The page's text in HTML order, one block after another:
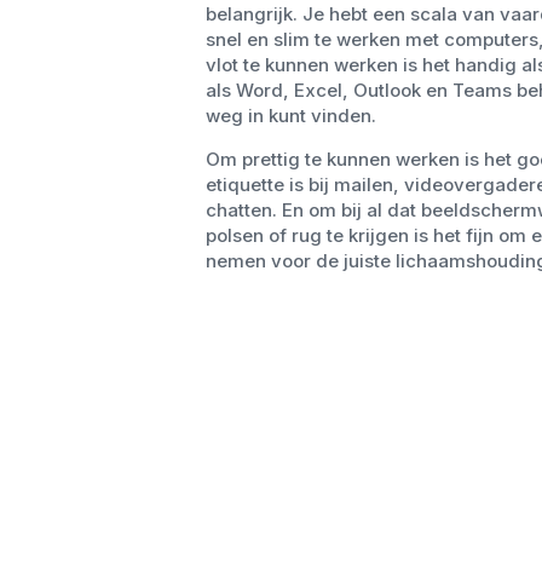
belangrijk. Je hebt een scala van
snel en slim te werken met
vlot te kunnen werken is het handig
als Word, Excel, Outlook en Teams
weg in kunt vinden.
Om prettig te kunnen werken is het
etiquette is bij mailen,
chatten. En om bij al dat
polsen of rug te krijgen is het fijn om
nemen voor de juiste